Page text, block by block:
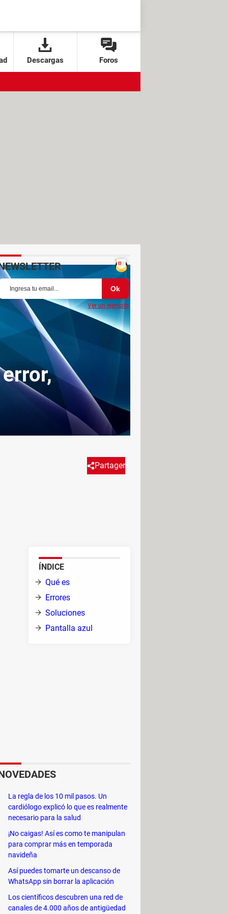
Descargas Foros
Partager
de Windows, desde
mensaje de error al ejecutar
ÍNDICE
Qué es
Errores
Soluciones
Pantalla azul
en
varíen, estas son algunas de las
Ver un ejemplo
La regla de los 10 mil pasos. Un
cardiólogo explicó lo que es realmente
necesario para la salud
¡No caigas! Así es como te manipulan
para comprar más en temporada
navideña
Así puedes tomarte un descanso de
WhatsApp sin borrar la aplicación
Los científicos descubren una red de
canales de 4.000 años de antigüedad